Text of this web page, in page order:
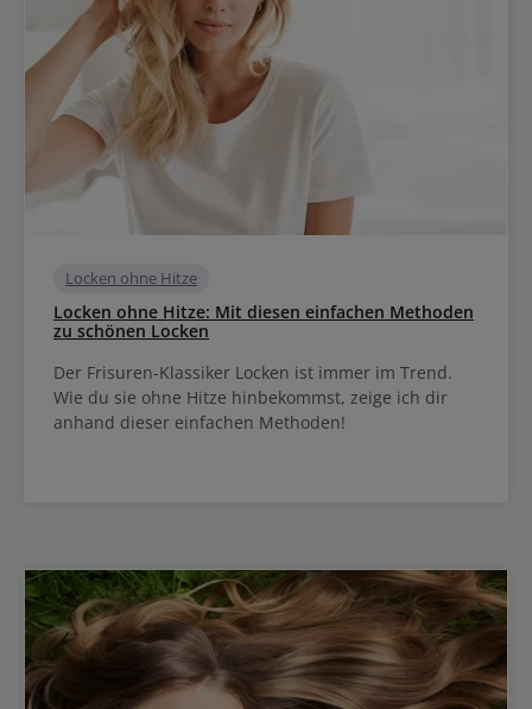
Locken ohne Hitze
Locken ohne Hitze: Mit diesen einfachen Methoden
zu schönen Locken
Der Frisuren-Klassiker Locken ist immer im Trend.
Wie du sie ohne Hitze hinbekommst, zeige ich dir
anhand dieser einfachen Methoden!